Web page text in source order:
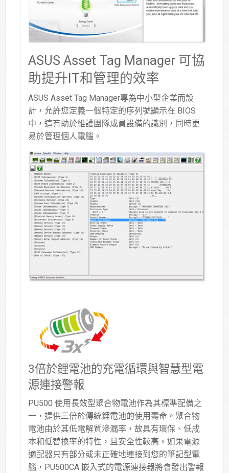
ASUS Asset Tag Manager 可協
助提升IT和管理的效率
ASUS Asset Tag Manager專為中小型企業而設
計，允許您定義一個特定的序列號顯示在 BIOS
中，這有助於維護團隊成員設備的識別，同時更
易於管理個人電腦。
3倍於鋰電池的充電循環與智慧型電
源連接警報
PU500 使用長效型聚合物電池作為其標準配備之
一，提供三倍於傳統鋰電池的使用壽命。聚合物
電池由於其低電解質滲漏率，故具有環保、低成
本和低替換率的特性，且安全性較高。如果電源
適配器只有部分或未正確地連接到您的筆記型電
腦，PU500CA 嵌入式的電源連接器將會發出警報